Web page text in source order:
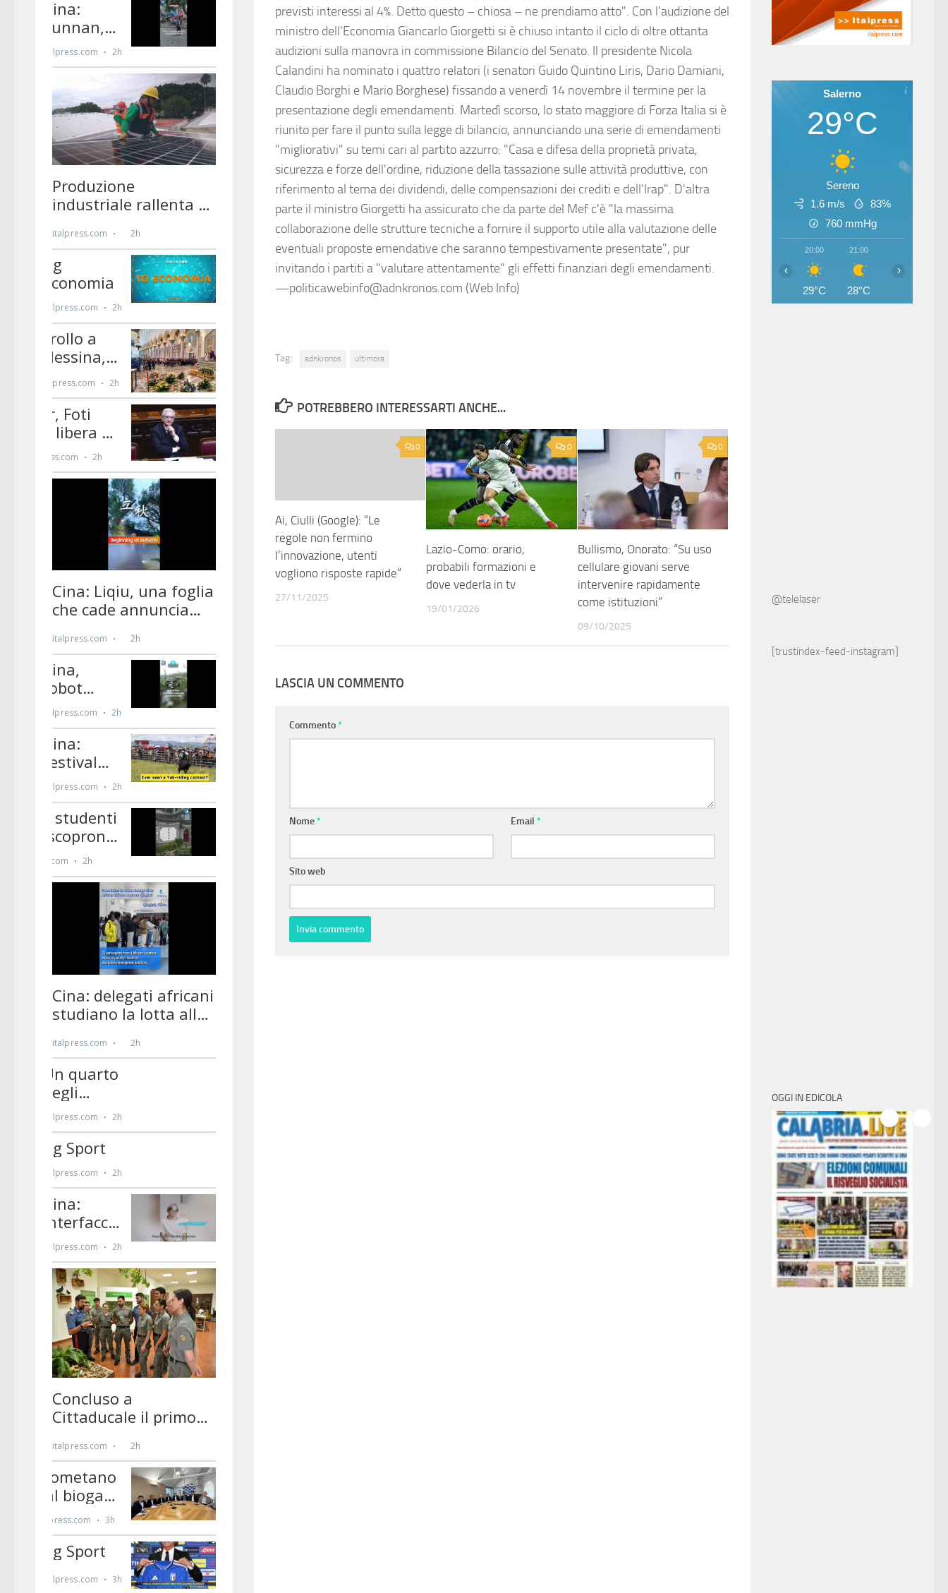
previsti interessi al 4%. Detto questo – chiosa – ne prendiamo atto". Con l'audizione del
ministro dell'Economia Giancarlo Giorgetti si è chiuso intanto il ciclo di oltre ottanta
audizioni sulla manovra in commissione Bilancio del Senato. Il presidente Nicola
Calandini ha nominato i quattro relatori (i senatori Guido Quintino Liris, Dario Damiani,
Claudio Borghi e Mario Borghese) fissando a venerdì 14 novembre il termine per la
presentazione degli emendamenti. Martedì scorso, lo stato maggiore di Forza Italia si è
riunito per fare il punto sulla legge di bilancio, annunciando una serie di emendamenti
"migliorativi" su temi cari al partito azzurro: "Casa e difesa della proprietà privata,
sicurezza e forze dell'ordine, riduzione della tassazione sulle attività produttive, con
riferimento al tema dei dividendi, delle compensazioni dei crediti e dell'Irap". D'altra
parte il ministro Giorgetti ha assicurato che da parte del Mef c'è "la massima
collaborazione delle strutture tecniche a fornire il supporto utile alla valutazione delle
eventuali proposte emendative che saranno tempestivamente presentate", pur
invitando i partiti a "valutare attentamente" gli effetti finanziari degli emendamenti.
—politicawebinfo@adnkronos.com (Web Info)
Tag: adnkronos ultimora
POTREBBERO INTERESSARTI ANCHE...
0
Ai, Ciulli (Google): “Le
regole non fermino
l’innovazione, utenti
vogliono risposte rapide”
27/11/2025
0
Lazio-Como: orario,
probabili formazioni e
dove vederla in tv
19/01/2026
0
Bullismo, Onorato: “Su uso
cellulare giovani serve
intervenire rapidamente
come istituzioni”
09/10/2025
LASCIA UN COMMENTO
Commento*
Nome* Email*
Sito web
Salerno
29°C
Sereno
1.6 m/s
83%
760 mmHg
20:00
29°C
21:00
28°C
‹ ›
@telelaser
[trustindex-feed-instagram]
OGGI IN EDICOLA